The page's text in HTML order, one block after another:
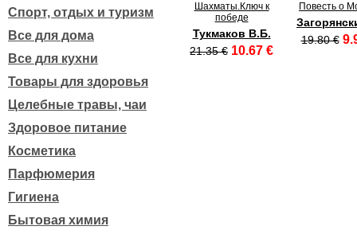
Спорт, отдых и туризм
Все для дома
Все для кухни
Товары для здоровья
Целебные травы, чаи
Здоровое питание
Косметика
Парфюмерия
Гигиена
Бытовая химия
Шахматы.Ключ к
победе
Тукмаков В.Б.
21.35 € 10.67 €
Повесть о
19.80 €